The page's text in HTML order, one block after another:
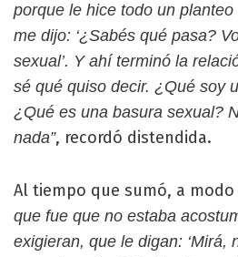
porque le hice todo un
me dijo: ‘¿Sabés qué pasa?
sexual’. Y ahí terminó la
sé qué quiso decir. ¿Qué soy
¿Qué es una basura sexual?
nada”, recordó distendida.
Al tiempo que sumó, a modo
que fue que no estaba
exigieran, que le digan: ‘Mirá,